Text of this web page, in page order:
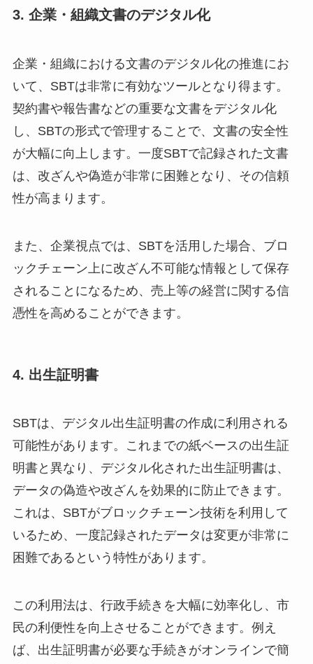
3. 企業・組織文書のデジタル化
企業・組織における文書のデジタル化の推進にお
いて、SBTは非常に有効なツールとなり得ます。
契約書や報告書などの重要な文書をデジタル化
し、SBTの形式で管理することで、文書の安全性
が大幅に向上します。一度SBTで記録された文書
は、改ざんや偽造が非常に困難となり、その信頼
性が高まります。
また、企業視点では、SBTを活用した場合、ブロ
ックチェーン上に改ざん不可能な情報として保存
されることになるため、売上等の経営に関する信
憑性を高めることができます。
4. 出生証明書
SBTは、デジタル出生証明書の作成に利用される
可能性があります。これまでの紙ベースの出生証
明書と異なり、デジタル化された出生証明書は、
データの偽造や改ざんを効果的に防止できます。
これは、SBTがブロックチェーン技術を利用して
いるため、一度記録されたデータは変更が非常に
困難であるという特性があります。
この利用法は、行政手続きを大幅に効率化し、市
民の利便性を向上させることができます。例え
ば、出生証明書が必要な手続きがオンラインで簡